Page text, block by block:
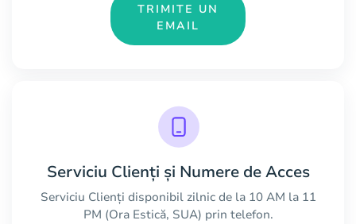
TRIMITE UN
EMAIL
Serviciu Clienți și Numere de Acces
Serviciu Clienți disponibil zilnic de la 10 AM la 11
PM (Ora Estică, SUA) prin telefon.